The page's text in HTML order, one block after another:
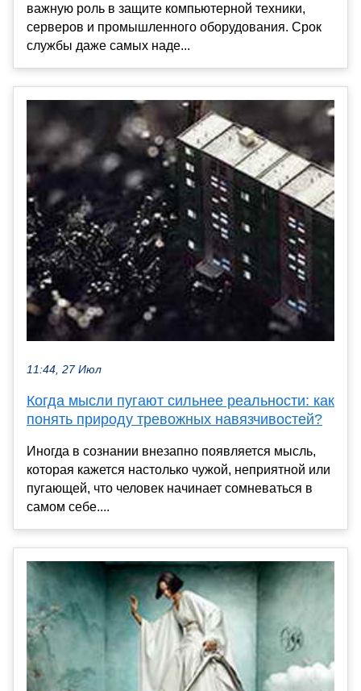
важную роль в защите компьютерной техники,
серверов и промышленного оборудования. Срок
службы даже самых наде...
11:44, 27 Июл
Когда мысли пугают сильнее реальности: как
понять природу тревожных навязчивостей?
Иногда в сознании внезапно появляется мысль,
которая кажется настолько чужой, неприятной или
пугающей, что человек начинает сомневаться в
самом себе....